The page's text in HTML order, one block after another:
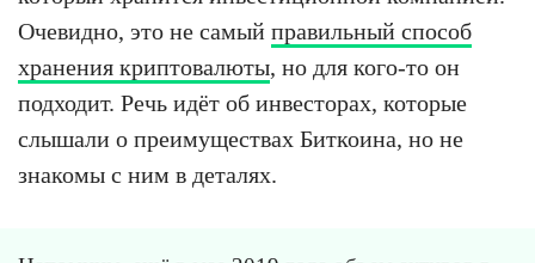
Очевидно, это не самый правильный способ
хранения криптовалюты, но для кого-то он
подходит. Речь идёт об инвесторах, которые
слышали о преимуществах Биткоина, но не
знакомы с ним в деталях.